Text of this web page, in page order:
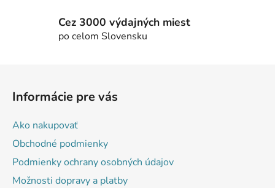
i
e
i
s
Cez 3000 výdajných miest
po celom Slovensku
Informácie pre vás
Ako nakupovať
Obchodné podmienky
Podmienky ochrany osobných údajov
Možnosti dopravy a platby